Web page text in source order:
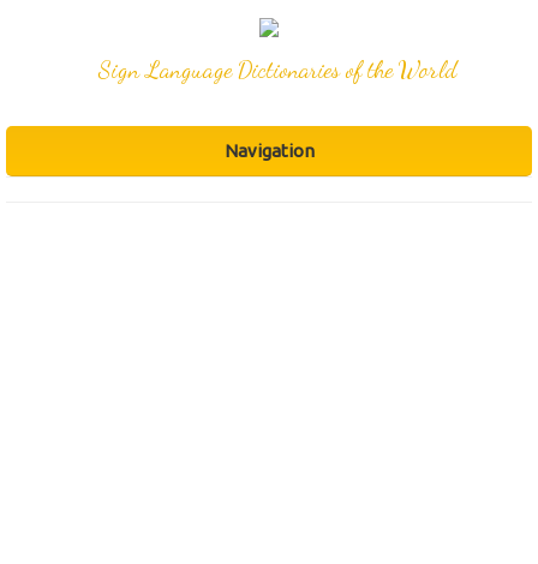
Sign Language Dictionaries of the World
Navigation